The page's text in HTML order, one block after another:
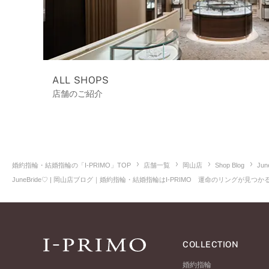
ALL SHOPS
店舗のご紹介
婚約指輪・結婚指輪の「I-PRIMO」TOP 店舗一覧 岡山店 Shop Blog
JuneBride♡ | 岡山店ブログ｜婚約指輪・結婚指輪はI-PRIMO 運命のリングが見つか
COLLECTION
婚約指輪